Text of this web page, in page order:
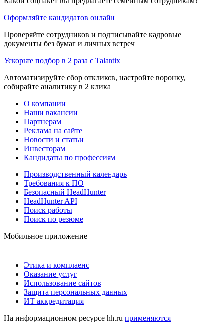
Оформляйте кандидатов онлайн
Проверяйте сотрудников и подписывайте кадровые
документы без бумаг и личных встреч
Ускорьте подбор в 2 раза с Talantix
Автоматизируйте сбор откликов, настройте воронку,
собирайте аналитику в 2 клика
О компании
Наши вакансии
Партнерам
Реклама на сайте
Новости и статьи
Инвесторам
Кандидаты по профессиям
Производственный календарь
Требования к ПО
Безопасный HeadHunter
HeadHunter API
Поиск работы
Поиск по резюме
Мобильное приложение
Этика и комплаенс
Оказание услуг
Использование сайтов
Защита персональных данных
ИТ аккредитация
На информационном ресурсе hh.ru применяются